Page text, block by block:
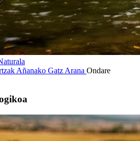
Añanako Gatz Arana Ondare